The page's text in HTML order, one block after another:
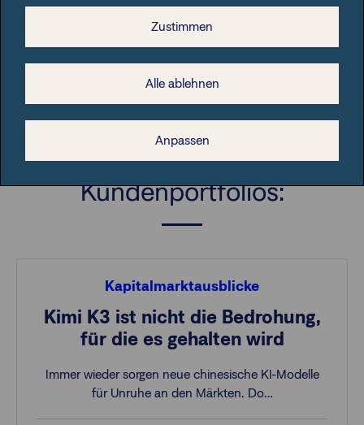
diesem Zusammenhang erfüllt sind. Die FIL Fondsbank
Strategien für Ihre
Kundenportfolios:
Kapitalmarktausblicke
Kimi K3 ist nicht die Bedrohung,
für die es gehalten wird
Immer wieder sorgen neue chinesische KI-Modelle
für Unruhe an den Märkten. Do…
Zustimmen
Alle ablehnen
Anpassen